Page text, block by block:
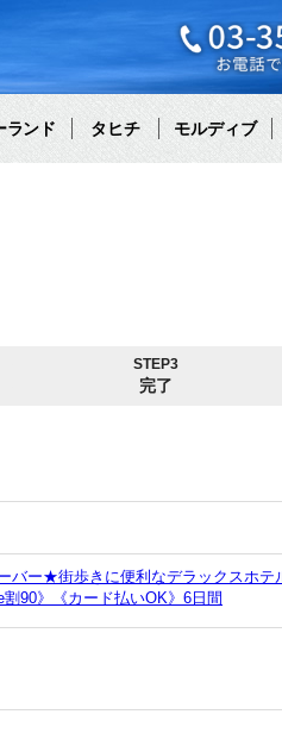
ランド タヒチ モルディブ
STEP3
完了
バー★街歩きに便利なデラックスホテ
90》《カード払いOK》6日間